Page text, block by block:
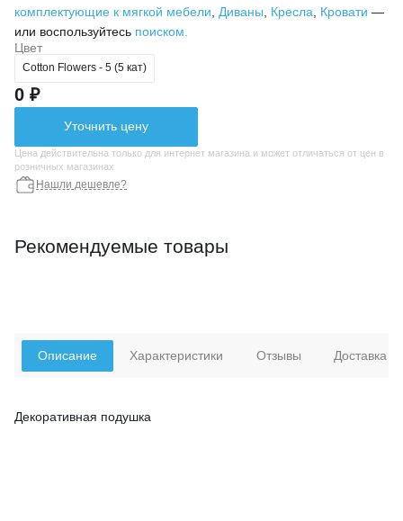
комплектующие к мягкой мебели
Диваны Кресла Кровати —
или воспользуйтесь поиском.
Цвет
Cotton Flowers - 5 (5 кат)
0 ₽
Уточнить цену
Цена действительна только для интернет магазина и может отличаться от цен в
розничных магазинах
Нашли дешевле?
Рекомендуемые товары
Описание
Декоративная подушка
Характеристики Отзывы Доставка